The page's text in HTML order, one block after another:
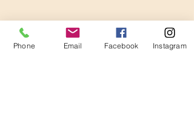
Phone Email Facebook Instagram